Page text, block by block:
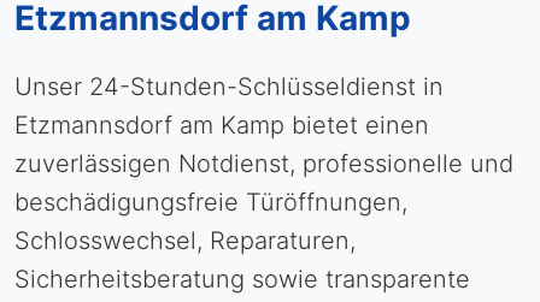
Etzmannsdorf am Kamp
Unser 24-Stunden-Schlüsseldienst in
Etzmannsdorf am Kamp bietet einen
zuverlässigen Notdienst, professionelle und
beschädigungsfreie Türöffnungen,
Schlosswechsel, Reparaturen,
Sicherheitsberatung sowie transparente